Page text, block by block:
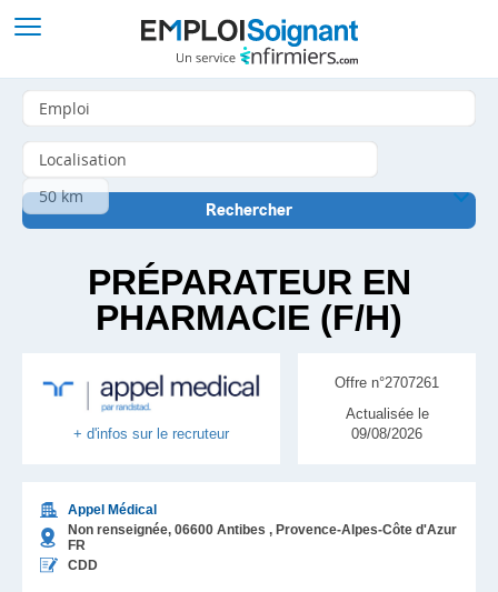
PRÉPARATEUR EN
PHARMACIE (F/H)
+ d'infos sur le recruteur
Appel Médical
Non renseignée, 06600 Antibes , Provence-Alpes-Côte d'Azur
FR
CDD
Offre n°2707261
Actualisée le
09/08/2026